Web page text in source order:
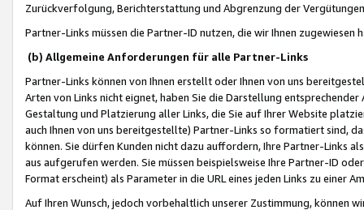
Zurückverfolgung, Berichterstattung und Abgrenzung der
Partner-Links müssen die Partner-ID nutzen, die wir Ihnen zugewiesen
(b) Allgemeine Anforderungen für alle Partner-Links
Partner-Links können von Ihnen erstellt oder Ihnen von uns
Arten von Links nicht eignet, haben Sie die Darstellung
Gestaltung und Platzierung aller Links, die Sie auf Ihrer Website
auch Ihnen von uns bereitgestellte) Partner-Links so formatiert sind,
können. Sie dürfen Kunden nicht dazu auffordern, Ihre Partner-Links
aus aufgerufen werden. Sie müssen beispielsweise Ihre Partner-ID
Format erscheint) als Parameter in die URL eines jeden Links zu einer
Auf Ihren Wunsch, jedoch vorbehaltlich unserer Zustimmung, können